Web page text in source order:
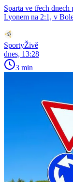
Sparta ve třech
Lyonem na 2:1, v
SportyŽivě
dnes, 13:28
3 min